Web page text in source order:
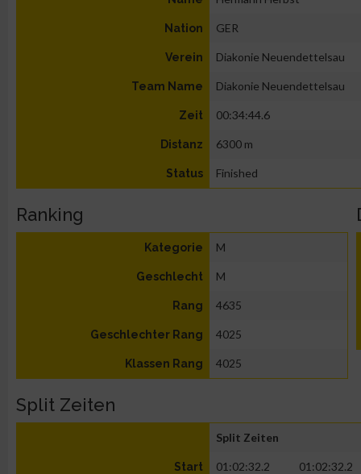
Nation GER
Verein Diakonie Neuendettelsau
Team Name Diakonie Neuendettelsau
Zeit 00:34:44.6
Distanz 6300 m
Status Finished
Ranking
Kategorie M
Geschlecht M
Rang 4635
Geschlechter Rang 4025
Klassen Rang 4025
Split Zeiten
Split Zeiten
Start 01:02:32.2 01:02:32.2